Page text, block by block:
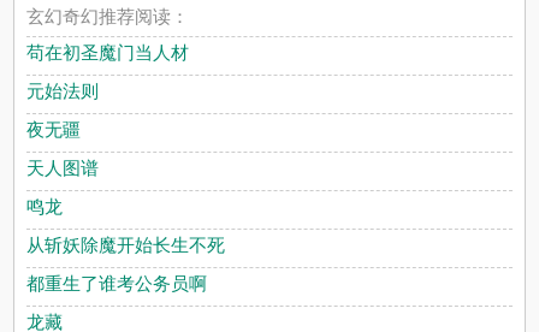
玄幻奇幻推荐阅读：
苟在初圣魔门当人材
元始法则
夜无疆
天人图谱
鸣龙
从斩妖除魔开始长生不死
都重生了谁考公务员啊
龙藏